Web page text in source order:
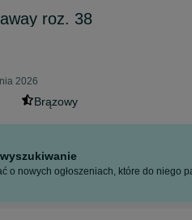
roz. 38
2026
Brązowy
o nowych ogłoszeniach, które do niego